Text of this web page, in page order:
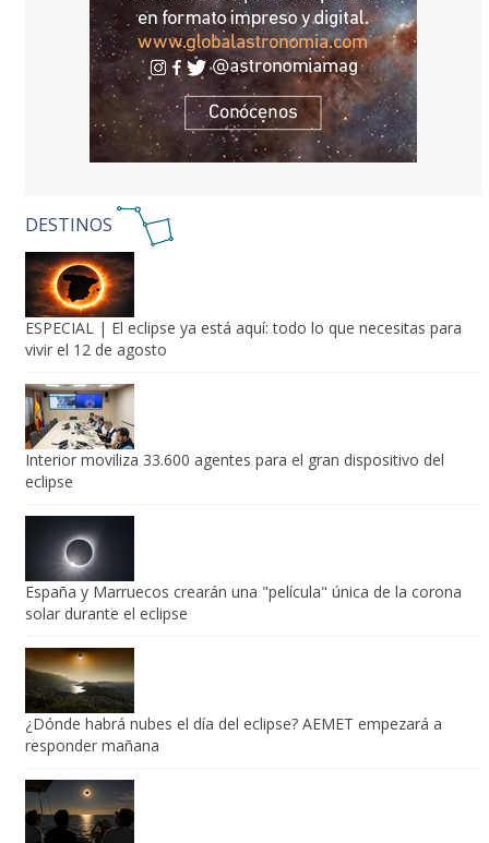
DESTINOS
ESPECIAL | El eclipse ya está aquí: todo lo que necesitas para
vivir el 12 de agosto
Interior moviliza 33.600 agentes para el gran dispositivo del
eclipse
España y Marruecos crearán una "película" única de la corona
solar durante el eclipse
¿Dónde habrá nubes el día del eclipse? AEMET empezará a
responder mañana